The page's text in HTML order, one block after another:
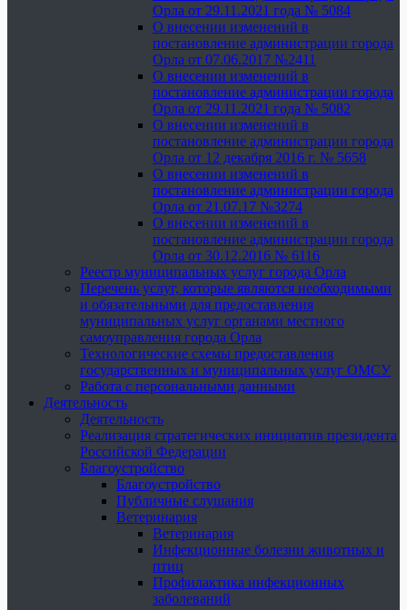
Орла от 29.11.2021 года № 5084
О внесении изменений в
постановление администрации города
Орла от 07.06.2017 №2411
О внесении изменений в
постановление администрации города
Орла от 29.11.2021 года № 5082
О внесении изменений в
постановление администрации города
Орла от 12 декабря 2016 г. № 5658
О внесении изменений в
постановление администрации города
Орла от 21.07.17 №3274
О внесении изменений в
постановление администрации города
Орла от 30.12.2016 № 6116
Реестр муниципальных услуг города Орла
Перечень услуг, которые являются необходимыми
и обязательными для предоставления
муниципальных услуг органами местного
самоуправления города Орла
Технологические схемы предоставления
государственных и муниципальных услуг ОМСУ
Работа с персональными данными
Деятельность
Деятельность
Реализация стратегических инициатив президента
Российской Федерации
Благоустройство
Благоустройство
Публичные слушания
Ветеринария
Ветеринария
Инфекционные болезни животных и
птиц
Профилактика инфекционных
заболеваний